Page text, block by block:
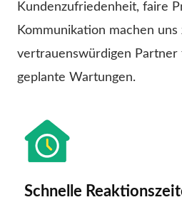
Kundenzufriedenheit, faire
Kommunikation machen uns
vertrauenswürdigen Partner
geplante Wartungen.
Schnelle